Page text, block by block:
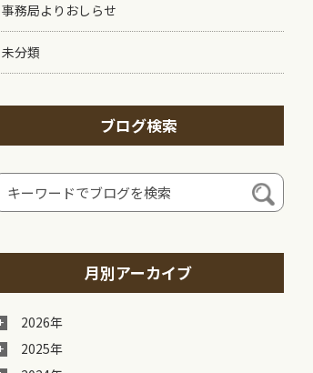
事務局よりおしらせ
未分類
ブログ検索
月別アーカイブ
2026年
2025年